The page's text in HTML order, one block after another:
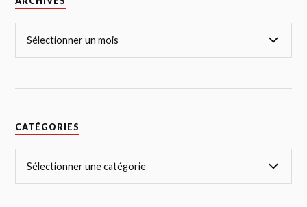
CATÉGORIES